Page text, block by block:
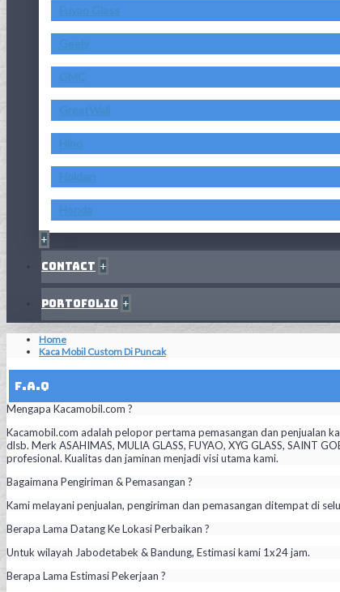
Fuyao Glass
Geely
GMC
GreatWall
Hino
Holden
Honda
+
Contact +
Portofolio +
Home
Kaca Mobil Custom Di Puncak
F.A.Q
Mengapa Kacamobil.com ?
Kacamobil.com adalah pelopor pertama pemasangan dan penjualan
dlsb. Merk ASAHIMAS, MULIA GLASS, FUYAO, XYG GLASS, SAINT
profesional. Kualitas dan jaminan menjadi visi utama kami.
Bagaimana Pengiriman & Pemasangan ?
Kami melayani penjualan, pengiriman dan pemasangan ditempat di
Berapa Lama Datang Ke Lokasi Perbaikan ?
Untuk wilayah Jabodetabek & Bandung, Estimasi kami 1x24 jam.
Berapa Lama Estimasi Pekerjaan ?